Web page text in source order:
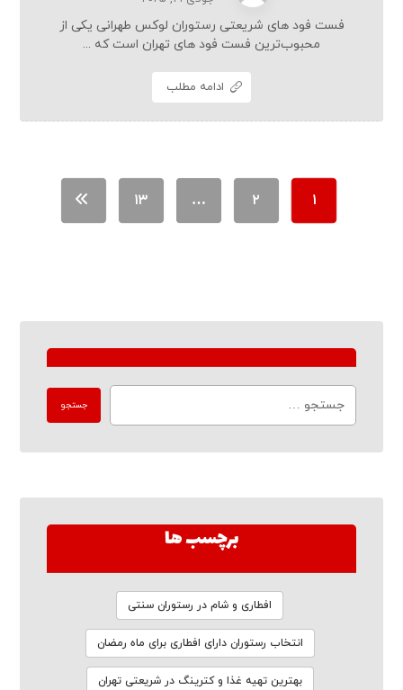
فست فود های شریعتی رستوران لوکس طهرانی یکی از
محبوب‌ترین فست فود های تهران است که ...
ادامه مطلب
۱ ۲ … ۱۳
برچسب ها
افطاری و شام در رستوران سنتی
انتخاب رستوران دارای افطاری برای ماه رمضان
بهترین تهیه غذا و کترینگ در شریعتی تهران